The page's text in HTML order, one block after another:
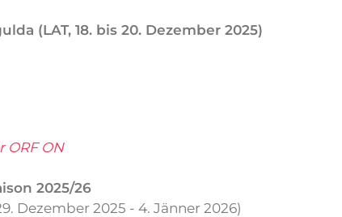
(LAT, 18. bis 20. Dezember 2025)
ORF ON
2025/26
Dezember 2025 - 4. Jänner 2026)